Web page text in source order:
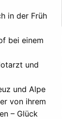
in der Früh
bei einem
und
und Alpe
von ihrem
– Glück